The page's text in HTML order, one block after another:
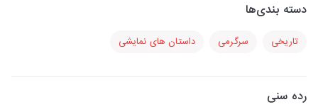
دسته بندی‌ها
تاریخی سرگرمی داستان های نمایشی
رده سنی